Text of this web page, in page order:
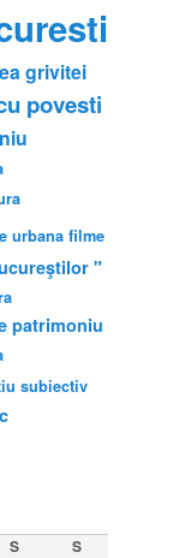
grivitei
povesti
urbana filme
"
patrimoniu
subiectiv
S S